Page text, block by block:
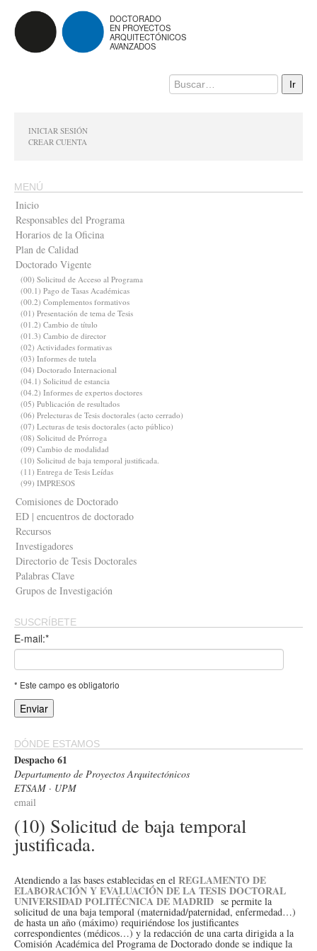
DOCTORADO
EN PROYECTOS
ARQUITECTÓNICOS
AVANZADOS
INICIAR SESIÓN
CREAR CUENTA
MENÚ
Inicio
Responsables del Programa
Horarios de la Oficina
Plan de Calidad
Doctorado Vigente
(00) Solicitud de Acceso al Programa
(00.1) Pago de Tasas Académicas
(00.2) Complementos formativos
(01) Presentación de tema de Tesis
(01.2) Cambio de título
(01.3) Cambio de director
(02) Actividades formativas
(03) Informes de tutela
(04) Doctorado Internacional
(04.1) Solicitud de estancia
(04.2) Informes de expertos doctores
(05) Publicación de resultados
(06) Prelecturas de Tesis doctorales (acto cerrado)
(07) Lecturas de tesis doctorales (acto público)
(08) Solicitud de Prórroga
(09) Cambio de modalidad
(10) Solicitud de baja temporal justificada.
(11) Entrega de Tesis Leídas
(99) IMPRESOS
Comisiones de Doctorado
ED | encuentros de doctorado
Recursos
Investigadores
Directorio de Tesis Doctorales
Palabras Clave
Grupos de Investigación
SUSCRÍBETE
E-mail:*
* Este campo es obligatorio
DÓNDE ESTAMOS
Despacho 61
Departamento de Proyectos Arquitectónicos
ETSAM · UPM
email
(10) Solicitud de baja temporal
justificada.
Atendiendo a las bases establecidas en el REGLAMENTO DE
ELABORACIÓN Y EVALUACIÓN DE LA TESIS DOCTORAL
UNIVERSIDAD POLITÉCNICA DE MADRID se permite la
solicitud de una baja temporal (maternidad/paternidad, enfermedad…)
de hasta un año (máximo) requiriéndose los justificantes
correspondientes (médicos…) y la redacción de una carta dirigida a la
Comisión Académica del Programa de Doctorado donde se indique la